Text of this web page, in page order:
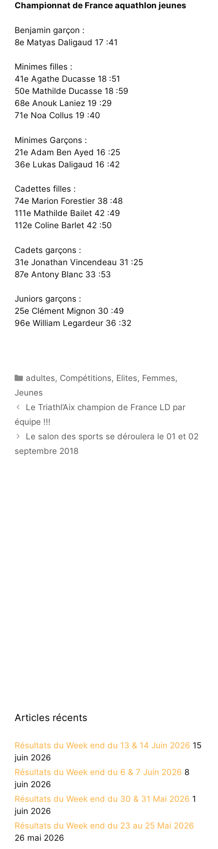
Championnat de France aquathlon jeunes
Benjamin garçon :
8e Matyas Daligaud 17 :41
Minimes filles :
41e Agathe Ducasse 18 :51
50e Mathilde Ducasse 18 :59
68e Anouk Laniez 19 :29
71e Noa Collus 19 :40
Minimes Garçons :
21e Adam Ben Ayed 16 :25
36e Lukas Daligaud 16 :42
Cadettes filles :
74e Marion Forestier 38 :48
111e Mathilde Bailet 42 :49
112e Coline Barlet 42 :50
Cadets garçons :
31e Jonathan Vincendeau 31 :25
87e Antony Blanc 33 :53
Juniors garçons :
25e Clément Mignon 30 :49
96e William Legardeur 36 :32
Catégories
adultes, Compétitions, Elites, Femmes,
Jeunes
Le Triathl’Aix champion de France LD par
équipe !!!
Le salon des sports se déroulera le 01 et 02
septembre 2018
Articles récents
Résultats du Week end du 13 & 14 Juin 2026 15
juin 2026
Résultats du Week end du 6 & 7 Juin 2026 8
juin 2026
Résultats du Week end du 30 & 31 Mai 2026 1
juin 2026
Résultats du Week end du 23 au 25 Mai 2026
26 mai 2026